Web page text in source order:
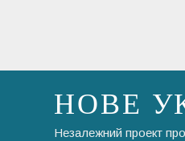
НОВЕ
Незалежний проект про